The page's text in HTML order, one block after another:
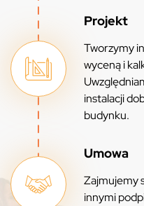
Projekt
Tworzymy
wyceną i
instalacji
budynku.
Umowa
Zajmujemy
innymi